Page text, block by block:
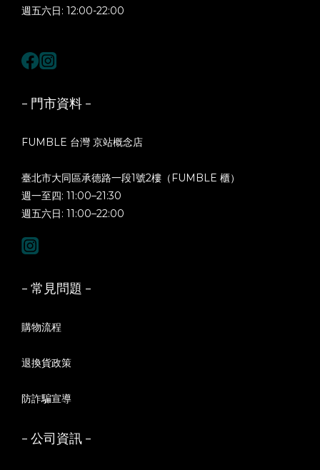
週五六日: 12:00-22:00
- 門市資料 -
FUMBLE 台灣 京站概念店
臺北市大同區承德路一段1號2樓（FUMBLE 櫃）
週一至四: 11:00–21:30
週五六日: 11:00–22:00
- 常見問題 -
購物流程
退換貨政策
防詐騙宣導
- 公司資訊 -